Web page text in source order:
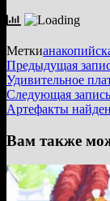
Метки
Навигация
по
записям
Предыдущая
Удивительное
Следующая запись
Артефакты
Вам также